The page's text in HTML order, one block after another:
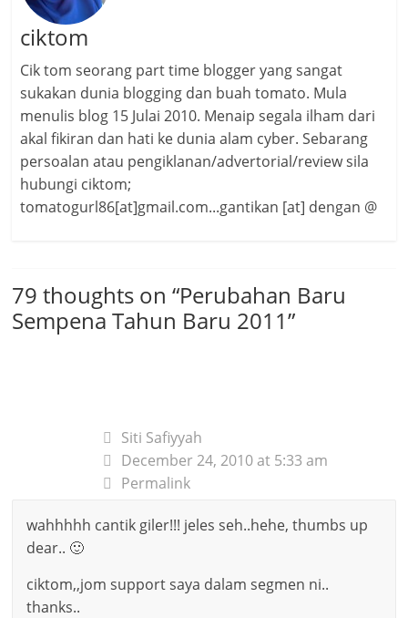
ciktom
Cik tom seorang part time blogger yang sangat
sukakan dunia blogging dan buah tomato. Mula
menulis blog 15 Julai 2010. Menaip segala ilham dari
akal fikiran dan hati ke dunia alam cyber. Sebarang
persoalan atau pengiklanan/advertorial/review sila
hubungi ciktom;
tomatogurl86[at]gmail.com...gantikan [at] dengan @
79 thoughts on “Perubahan Baru
Sempena Tahun Baru 2011”
Siti Safiyyah
December 24, 2010 at 5:33 am
Permalink
wahhhhh cantik giler!!! jeles seh..hehe, thumbs up
dear.. 🙂
ciktom,,jom support saya dalam segmen ni..
thanks..